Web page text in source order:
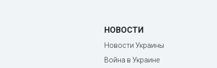
НОВОСТИ
Новости Украины
Война в Украине